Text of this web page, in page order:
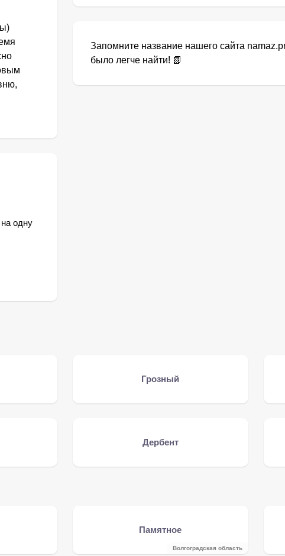
одну
Запомните название нашего сайта
было легче найти! 📗
Грозный
Дербент
Памятное
Волгоградская область